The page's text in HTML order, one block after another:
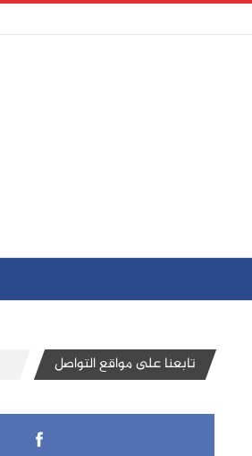
تابعنا على مواقع التواصل